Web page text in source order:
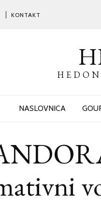
KONTAKT
NASLOVNICA